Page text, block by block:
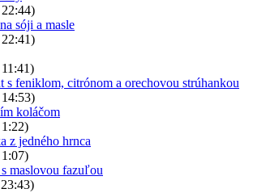
sóji a masle
s feniklom, citrónom a orechovou strúhankou
koláčom
z jedného hrnca
s maslovou fazuľou